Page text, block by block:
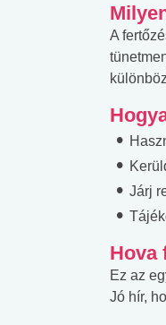
A
Járj
Hova
Ez az
Jó hír,